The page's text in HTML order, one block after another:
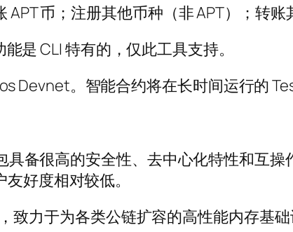
币；注册其他币种（非 APT）；转账
是 CLI 特有的，仅此工具支持。
Devnet。智能合约将在长时间运行的
具备很高的安全性、去中心化特性和互
好度相对较低。
，致力于为各类公链扩容的高性能内存基